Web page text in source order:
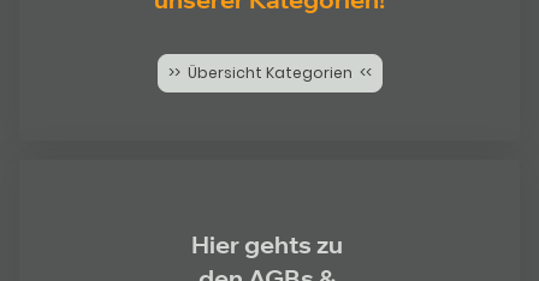
>> Übersicht Kategorien <<
Hier gehts zu